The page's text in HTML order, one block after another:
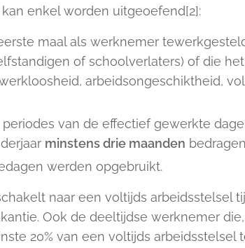
enkel worden uitgeoefend[2]:
maal als werknemer
of schoolverlaters) of die
arbeidsongeschiktheid,
van de effectief gewerkte
minstens drie maanden
werden opgebruikt.
naar een voltijds arbeidsstelsel
Ook de deeltijdse werknemer
20% van een voltijds arbeidsstelsel